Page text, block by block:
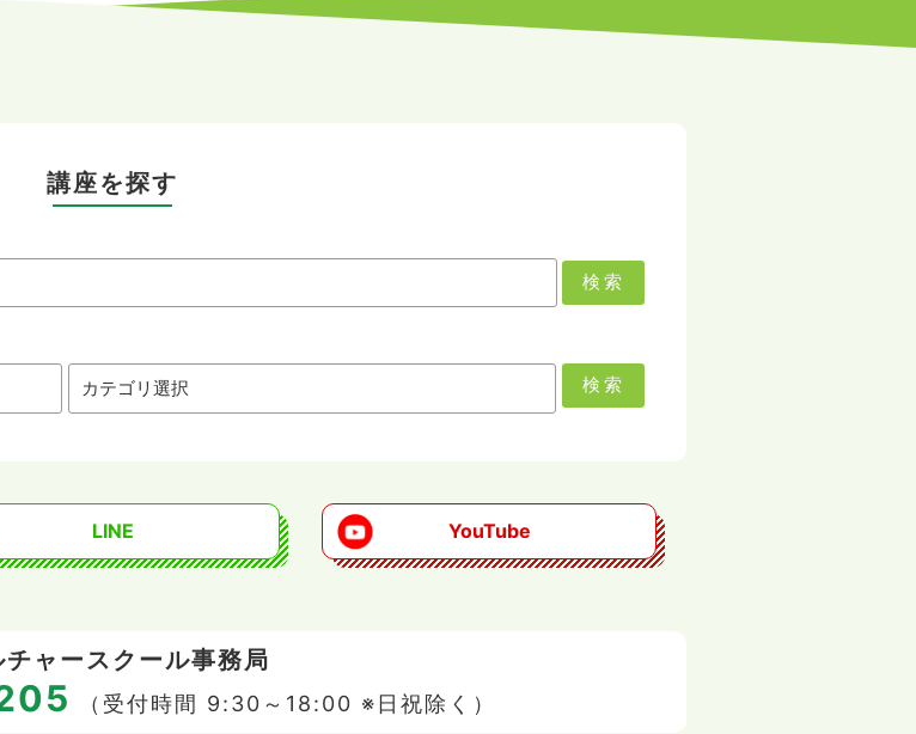
講座を探す
検索
検索
LINE YouTube
チャースクール事務局
（受付時間 9:30～18:00 ※日祝除く）